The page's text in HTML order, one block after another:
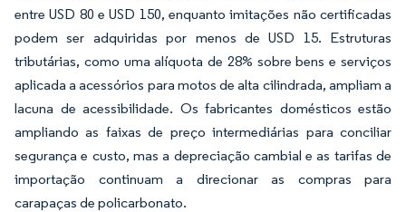
entre USD 80 e USD 150, enquanto imitações não certificadas
podem ser adquiridas por menos de USD 15. Estruturas
tributárias, como uma alíquota de 28% sobre bens e serviços
aplicada a acessórios para motos de alta cilindrada, ampliam a
lacuna de acessibilidade. Os fabricantes domésticos estão
ampliando as faixas de preço intermediárias para conciliar
segurança e custo, mas a depreciação cambial e as tarifas de
importação continuam a direcionar as compras para
carapaças de policarbonato.